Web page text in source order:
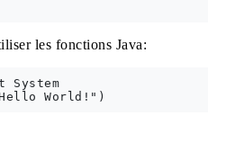
les fonctions Java:
System